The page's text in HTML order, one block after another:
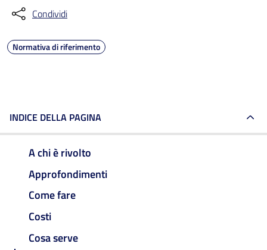
Condividi
Normativa di riferimento
INDICE DELLA PAGINA
A chi è rivolto
Approfondimenti
Come fare
Costi
Cosa serve